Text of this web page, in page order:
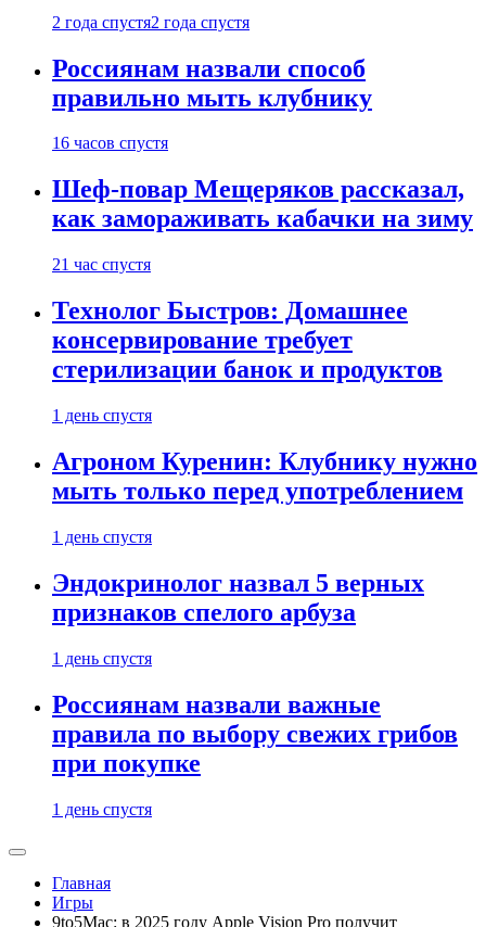
2 года спустя2 года спустя
Россиянам назвали способ
правильно мыть клубнику
16 часов спустя
Шеф-повар Мещеряков рассказал,
как замораживать кабачки на зиму
21 час спустя
Технолог Быстров: Домашнее
консервирование требует
стерилизации банок и продуктов
1 день спустя
Агроном Куренин: Клубнику нужно
мыть только перед употреблением
1 день спустя
Эндокринолог назвал 5 верных
признаков спелого арбуза
1 день спустя
Россиянам назвали важные
правила по выбору свежих грибов
при покупке
1 день спустя
Главная
Игры
9to5Mac: в 2025 году Apple Vision Pro получит